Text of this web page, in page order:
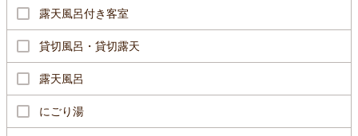
露天風呂付き客室
貸切風呂・貸切露天
露天風呂
にごり湯